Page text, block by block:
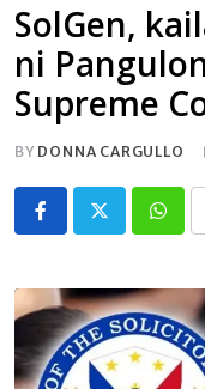
SolGen,
ni
Supreme
BY DONNA CARGULLO